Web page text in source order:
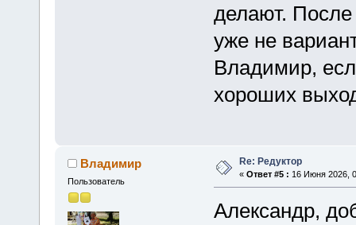
делают. После
уже не
Владимир,
хороших
Владимир
Пользователь
Re: Редуктор
« Ответ #5 : 16 Июня 2026,
Александр,